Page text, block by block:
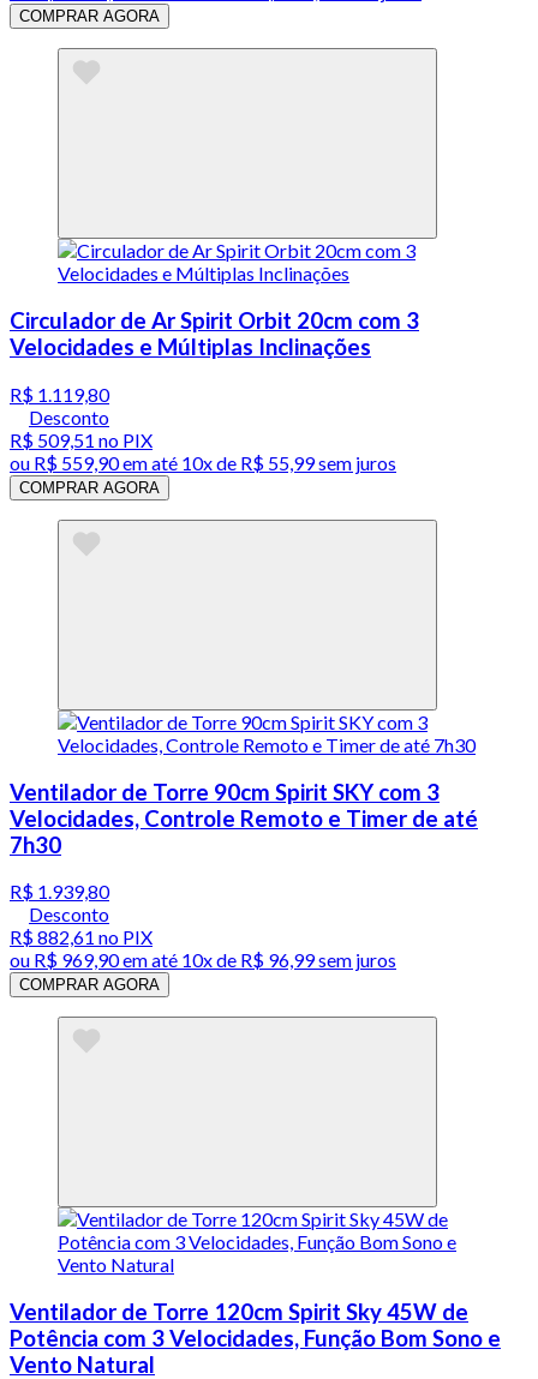
COMPRAR AGORA
Circulador de Ar Spirit Orbit 20cm com 3
Velocidades e Múltiplas Inclinações
R$ 1.119,80
Desconto
R$ 509,51 no PIX
ou R$ 559,90em até 10x de R$ 55,99 sem juros
COMPRAR AGORA
Ventilador de Torre 90cm Spirit SKY com 3
Velocidades, Controle Remoto e Timer de até
7h30
R$ 1.939,80
Desconto
R$ 882,61 no PIX
ou R$ 969,90em até 10x de R$ 96,99 sem juros
COMPRAR AGORA
Ventilador de Torre 120cm Spirit Sky 45W de
Potência com 3 Velocidades, Função Bom Sono e
Vento Natural